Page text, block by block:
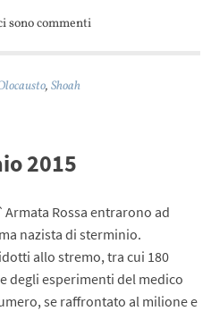
sono commenti
,Shoah
2015
Rossa entrarono ad
nazista di sterminio.
allo stremo, tra cui 180
degli esperimenti del medico
se raffrontato al milione e